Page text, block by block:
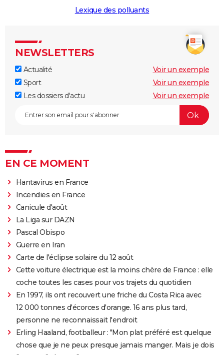
Lexique des polluants
NEWSLETTERS
Actualité
Voir un exemple
Sport
Voir un exemple
Les dossiers d'actu
Voir un exemple
EN CE MOMENT
Hantavirus en France
Incendies en France
Canicule d'août
La Liga sur DAZN
Pascal Obispo
Guerre en Iran
Carte de l'éclipse solaire du 12 août
Cette voiture électrique est la moins chère de France : elle
coche toutes les cases pour vos trajets du quotidien
En 1997, ils ont recouvert une friche du Costa Rica avec
12 000 tonnes d'écorces d'orange. 16 ans plus tard,
personne ne reconnaissait l'endroit
Erling Haaland, footballeur : "Mon plat préféré est quelque
chose que je ne peux presque jamais manger. Mais je dois